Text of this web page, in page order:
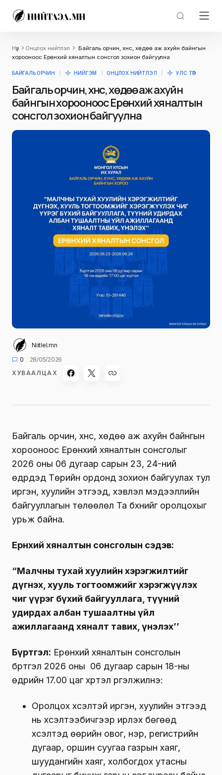
Нүүр Онцлох нийтлэл
Байгаль орчин, хүнс, хөдөө аж ахуйн байнгын
хорооноос Ерөнхий хяналтын сонсгол зохион байгуулна
БАЙГАЛЬ ОРЧИН НИЙГЭМ ОНЦЛОХ НИЙТЛЭЛ УЛС ТӨР
Байгаль орчин, хүнс, хөдөө аж ахуйн
байнгын хорооноос Ерөнхий хяналтын
сонсгол зохион байгуулна
Niitlel.mn
0
28/05/2026
ХУВААЛЦАХ
Байгаль орчин, хүнс, хөдөө аж ахуйн байнгын
хорооноос Ерөнхий хяналтын сонсголыг
2026 оны 06 дугаар сарын 23, 24-ний
өдрүүдэд Төрийн ордонд зохион байгуулах тул
иргэн, хуулийн этгээд, хэвлэл мэдээллийн
байгууллагын төлөөлөл Та бүхнийг оролцохыг
урьж байна.
Ерөнхий хяналтын сонсголын сэдэв:
“Малчны тухай хуулийн хэрэгжилтийг
дүгнэх, хууль тогтоомжийг хэрэгжүүлэх
чиг үүрэг бүхий байгууллага, түүний
удирдах албан тушаалтны үйл
ажиллагаанд хяналт тавих, үнэлэх’’
Бүртгэл: Ерөнхий хяналтын сонсголын
бүртгэл 2026 оны 06 дугаар сарын 18-ны
өдрийн 17.00 цаг хүртэл үргэлжилнэ:
Оролцох хүсэлтэй иргэн, хуулийн этгээд
нь хүсэлтээбичгээр ирүүлэх бөгөөд
хүсэлтэд өөрийн овог, нэр, регистрийн
дугаар, оршин суугаа газрын хаяг,
шуудангийн хаяг, холбогдох утасны